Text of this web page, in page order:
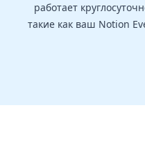
работает
такие как ваш Notion